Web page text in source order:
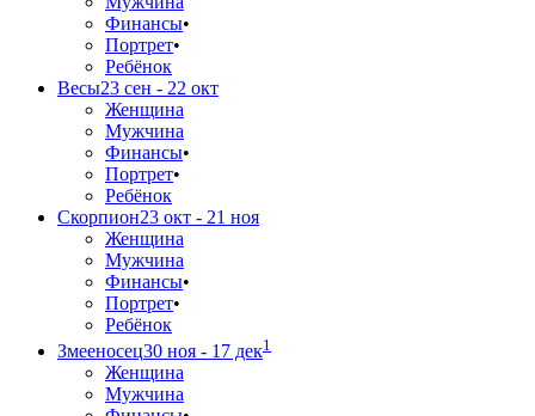
Финансы•
Портрет•
Ребёнок
Весы23 сен - 22 окт
Женщина
Мужчина
Финансы•
Портрет•
Ребёнок
Скорпион23 окт - 21 ноя
Женщина
Мужчина
Финансы•
Портрет•
Ребёнок
Змееносец30 ноя - 17 дек1
Женщина
Мужчина